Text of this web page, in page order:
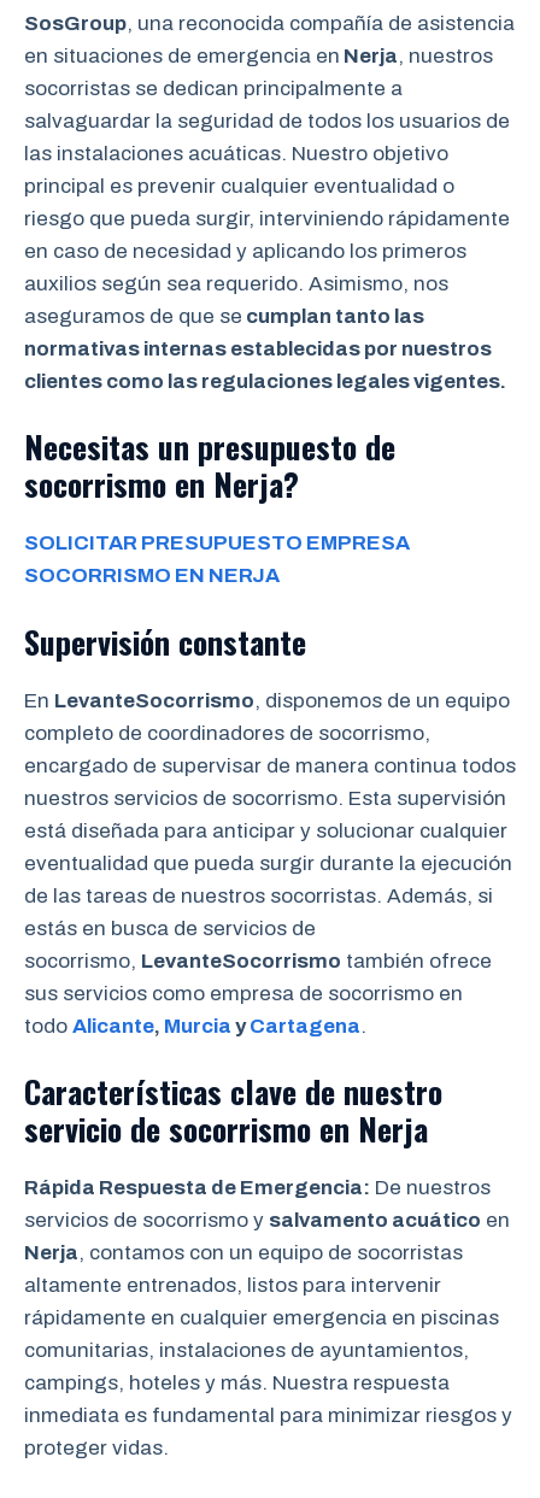
SosGroup, una reconocida compañía de asistencia
en situaciones de emergencia en Nerja, nuestros
socorristas se dedican principalmente a
salvaguardar la seguridad de todos los usuarios de
las instalaciones acuáticas. Nuestro objetivo
principal es prevenir cualquier eventualidad o
riesgo que pueda surgir, interviniendo rápidamente
en caso de necesidad y aplicando los primeros
auxilios según sea requerido. Asimismo, nos
aseguramos de que se cumplan tanto las
normativas internas establecidas por nuestros
clientes como las regulaciones legales vigentes.
Necesitas un presupuesto de
socorrismo en Nerja?
SOLICITAR PRESUPUESTO EMPRESA
SOCORRISMO EN NERJA
Supervisión constante
En LevanteSocorrismo, disponemos de un equipo
completo de coordinadores de socorrismo,
encargado de supervisar de manera continua todos
nuestros servicios de socorrismo. Esta supervisión
está diseñada para anticipar y solucionar cualquier
eventualidad que pueda surgir durante la ejecución
de las tareas de nuestros socorristas. Además, si
estás en busca de servicios de
socorrismo, LevanteSocorrismo también ofrece
sus servicios como empresa de socorrismo en
todo Alicante, Murcia yCartagena.
Características clave de nuestro
servicio de socorrismo en Nerja
Rápida Respuesta de Emergencia: De nuestros
servicios de socorrismo y salvamento acuático en
Nerja, contamos con un equipo de socorristas
altamente entrenados, listos para intervenir
rápidamente en cualquier emergencia en piscinas
comunitarias, instalaciones de ayuntamientos,
campings, hoteles y más. Nuestra respuesta
inmediata es fundamental para minimizar riesgos y
proteger vidas.